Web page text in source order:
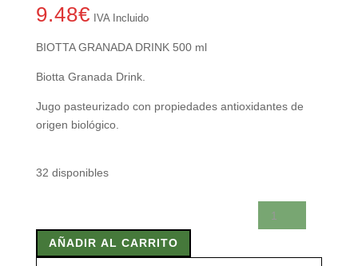
9.48€ IVA Incluido
BIOTTA GRANADA DRINK 500 ml
Biotta Granada Drink.
Jugo pasteurizado con propiedades antioxidantes de
origen biológico.
32 disponibles
GRANADA
DRINK
AÑADIR AL CARRITO